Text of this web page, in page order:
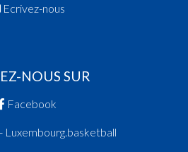
Ecrivez-nous
NOUS SUR
Facebook
Luxembourg.basketball